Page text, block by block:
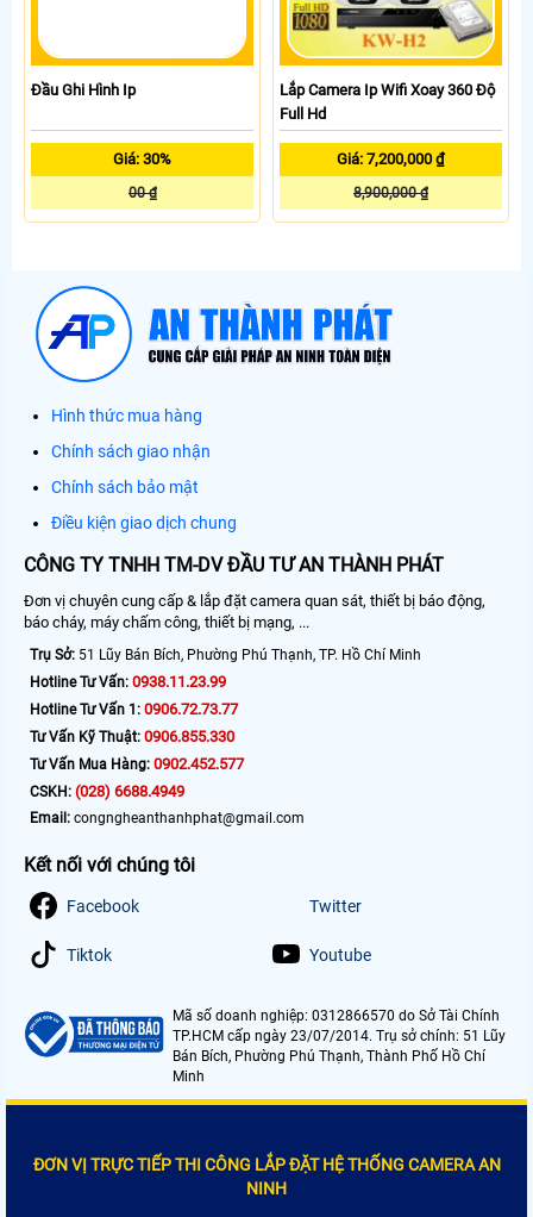
Đầu Ghi Hình Ip
Giá: 30%
00 ₫
Lắp Camera Ip Wifi Xoay 360 Độ
Full Hd
Giá: 7,200,000 ₫
8,900,000 ₫
Hình thức mua hàng
Chính sách giao nhận
Chính sách bảo mật
Điều kiện giao dịch chung
CÔNG TY TNHH TM-DV ĐẦU TƯ AN THÀNH PHÁT
Đơn vị chuyên cung cấp & lắp đặt camera quan sát, thiết bị báo động,
báo cháy, máy chấm công, thiết bị mạng, ...
Trụ Sở: 51 Lũy Bán Bích, Phường Phú Thạnh, TP. Hồ Chí Minh
Hotline Tư Vấn: 0938.11.23.99
Hotline Tư Vấn 1: 0906.72.73.77
Tư Vấn Kỹ Thuật: 0906.855.330
Tư Vấn Mua Hàng: 0902.452.577
CSKH: (028) 6688.4949
Email: congngheanthanhphat@gmail.com
Kết nối với chúng tôi
Facebook Twitter
Tiktok Youtube
Mã số doanh nghiệp: 0312866570 do Sở Tài Chính
TP.HCM cấp ngày 23/07/2014. Trụ sở chính: 51 Lũy
Bán Bích, Phường Phú Thạnh, Thành Phố Hồ Chí
Minh
ĐƠN VỊ TRỰC TIẾP THI CÔNG LẮP ĐẶT HỆ THỐNG CAMERA AN
NINH